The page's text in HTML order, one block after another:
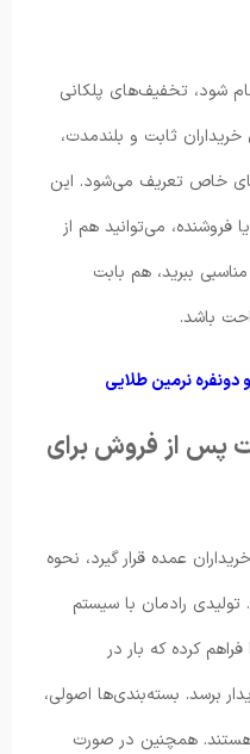
شود، تخفیف‌های پلکانی
ثابت و بلندمدت،
خاص تعریف می‌شود. این
می‌توانید هم از
ببرید، هم بابت
باشد.
دونفره نرمین طلایی
پس از فروش برای
عمده قرار گیرد، نحوه
رادمان با سیستم
کرده که بار در
برسد. بسته‌بندی‌ها اصولی،
همچنین در صورت